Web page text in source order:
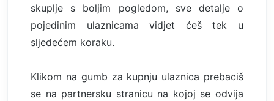
skuplje s boljim pogledom, sve detalje o
pojedinim ulaznicama vidjet ćeš tek u
sljedećem koraku.
Klikom na gumb za kupnju ulaznica prebaciš
se na partnersku stranicu na kojoj se odvija